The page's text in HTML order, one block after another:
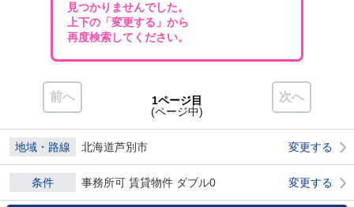
見つかりませんでした。
上下の「変更する」から
再度検索してください。
前へ 次へ
1ページ目
(ページ中)
地域・路線 北海道芦別市 変更する
条件 事務所可 賃貸物件 ダブル0 変更する